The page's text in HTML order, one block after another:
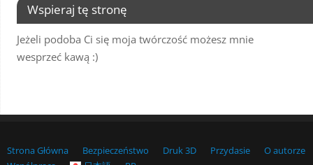
Wspieraj tę stronę
Jeżeli podoba Ci się moja twórczość możesz mnie
wesprzeć kawą :)
Strona Główna Bezpieczeństwo Druk 3D Przydasie
O autorze